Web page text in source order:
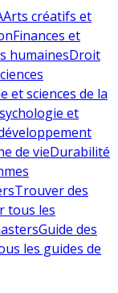
Arts créatifs et
Finances et
humainesDroit
et sciences de la
et
de vieDurabilité
Trouver des
tous les
Guide des
les guides de